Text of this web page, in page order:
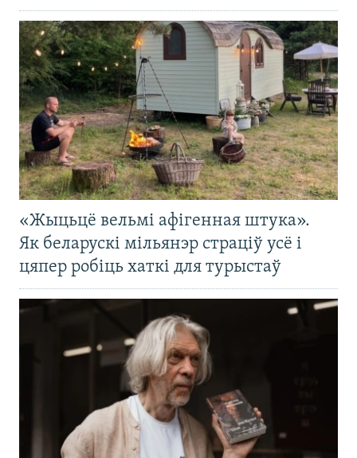
«Жыцьцё вельмі афігенная штука».
Як беларускі мільянэр страціў усё і
цяпер робіць хаткі для турыстаў